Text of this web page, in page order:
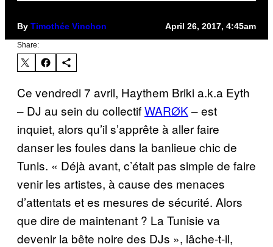
By Timothée Vinchon April 26, 2017, 4:45am
Share:
Ce vendredi 7 avril, Haythem Briki a.k.a Eyth
– DJ au sein du collectifWARØK– est
inquiet, alors qu’il s’apprête à aller faire
danser les foules dans la banlieue chic de
Tunis. « Déjà avant, c’était pas simple de faire
venir les artistes, à cause des menaces
d’attentats et es mesures de sécurité. Alors
que dire de maintenant ? La Tunisie va
devenir la bête noire des DJs », lâche-t-il,